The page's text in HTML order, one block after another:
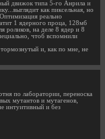
движок типа 5-го Анрила и
как пиксельная, но
реально
1 ядерного проца, 128мб
роликов, на деле 8 ядер и 8
чтоб вспомнили
и, как по мне, не
по лаборатории, переноска
мутантов и мутагенов,
интуитивный и без